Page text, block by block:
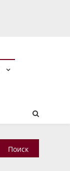
Найти: